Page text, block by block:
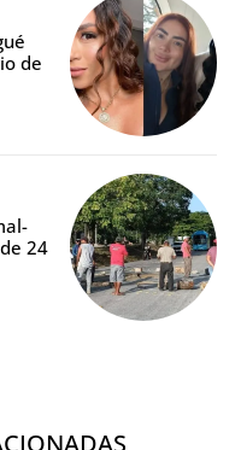
de
24